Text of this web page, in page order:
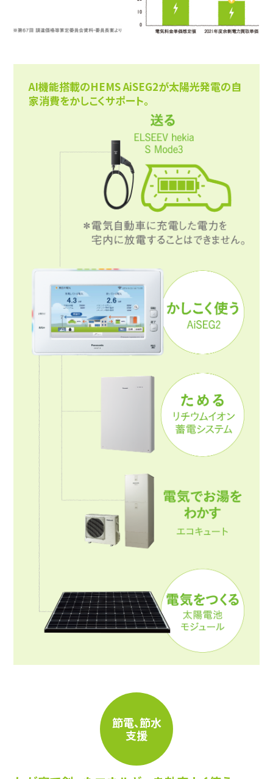
AI機能搭載のHEMS AiSEG2が太陽光発電の自
家消費をかしこくサポート。
節電、節水
支援